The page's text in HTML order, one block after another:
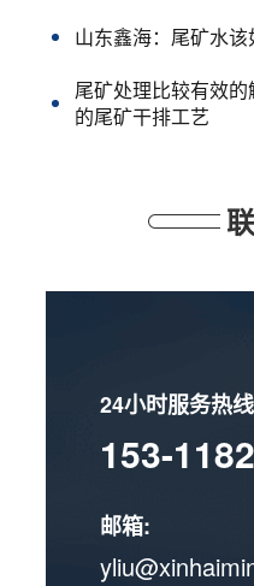
山东鑫海：尾矿水
尾矿处理比较有效
的尾矿干排工艺
24小时服务热线
153-
邮箱: